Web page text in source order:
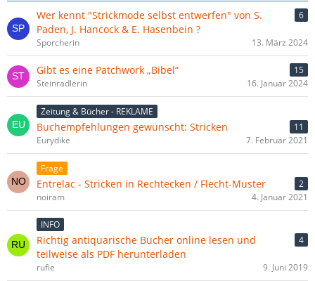
Wer kennt "Strickmode selbst entwerfen" von S.
Paden, J. Hancock & E. Hasenbein ?
6
Sporcherin 13. März 2024
Gibt es eine Patchwork „Bibel“
15
Steinradlerin
16. Januar 2024
Zeitung & Bücher - REKLAME
Buchempfehlungen gewünscht: Stricken
11
Eurydike
7. Februar 2021
Frage
Entrelac - Stricken in Rechtecken / Flecht-Muster
2
noiram
4. Januar 2021
INFO
Richtig antiquarische Bücher online lesen und
teilweise als PDF herunterladen
4
rufie 9. Juni 2019